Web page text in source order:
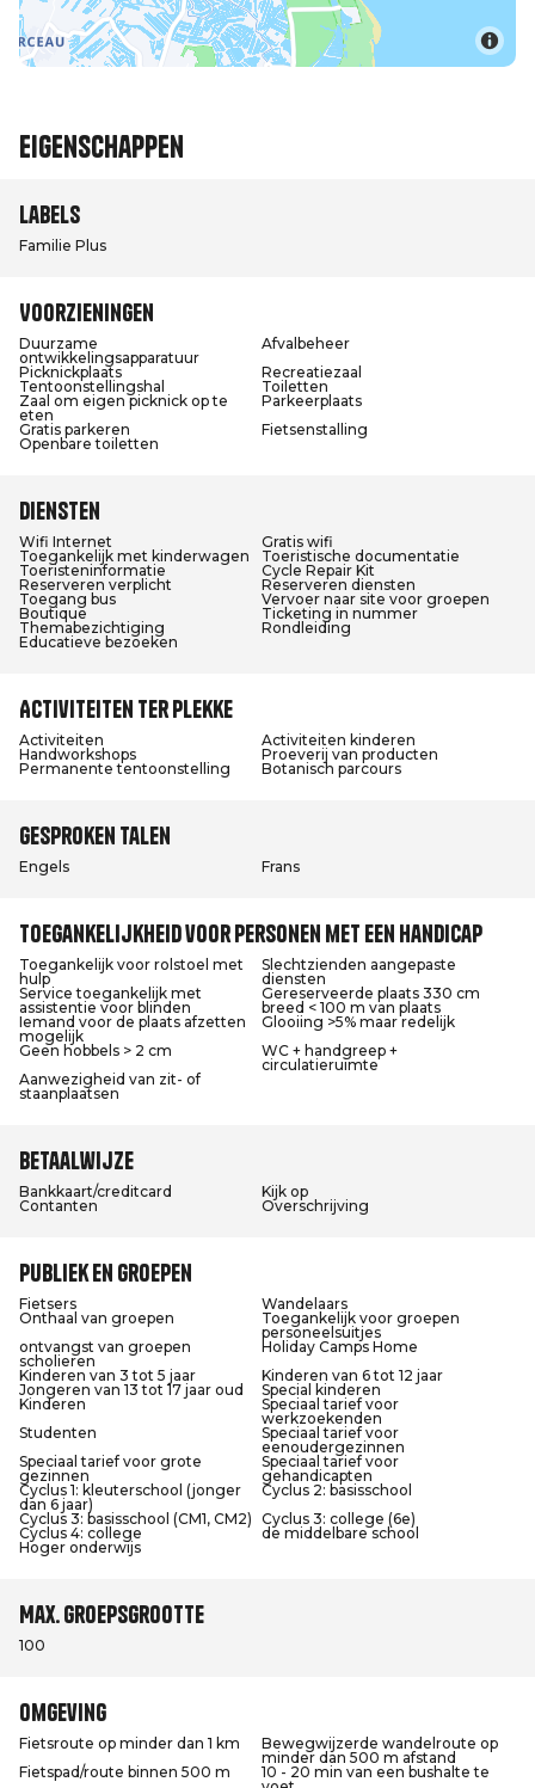
Eigenschappen
Labels
Familie Plus
Voorzieningen
Duurzame
ontwikkelingsapparatuur
Afvalbeheer
Picknickplaats
Recreatiezaal
Tentoonstellingshal
Toiletten
Zaal om eigen picknick op te
eten
Parkeerplaats
Gratis parkeren
Fietsenstalling
Openbare toiletten
Diensten
Wifi Internet
Gratis wifi
Toegankelijk met kinderwagen
Toeristische documentatie
Toeristeninformatie
Cycle Repair Kit
Reserveren verplicht
Reserveren diensten
Toegang bus
Vervoer naar site voor groepen
Boutique
Ticketing in nummer
Themabezichtiging
Rondleiding
Educatieve bezoeken
Activiteiten ter plekke
Activiteiten
Activiteiten kinderen
Handworkshops
Proeverij van producten
Permanente tentoonstelling
Botanisch parcours
Gesproken talen
Engels Frans
Toegankelijkheid voor personen met een handicap
Toegankelijk voor rolstoel met
hulp
Slechtzienden aangepaste
diensten
Service toegankelijk met
assistentie voor blinden
Gereserveerde plaats 330 cm
breed < 100 m van plaats
Iemand voor de plaats afzetten
mogelijk
Glooiing >5% maar redelijk
Geen hobbels > 2 cm
WC + handgreep +
circulatieruimte
Aanwezigheid van zit- of
staanplaatsen
Betaalwijze
Bankkaart/creditcard
Kijk op
Contanten
Overschrijving
Publiek en groepen
Fietsers
Wandelaars
Onthaal van groepen
Toegankelijk voor groepen
personeelsuitjes
ontvangst van groepen
scholieren
Holiday Camps Home
Kinderen van 3 tot 5 jaar
Kinderen van 6 tot 12 jaar
Jongeren van 13 tot 17 jaar oud
Special kinderen
Kinderen
Speciaal tarief voor
werkzoekenden
Studenten
Speciaal tarief voor
eenoudergezinnen
Speciaal tarief voor grote
gezinnen
Speciaal tarief voor
gehandicapten
Cyclus 1: kleuterschool (jonger
dan 6 jaar)
Cyclus 2: basisschool
Cyclus 3: basisschool (CM1, CM2) Cyclus 3: college (6e)
Cyclus 4: college
de middelbare school
Hoger onderwijs
Max. groepsgrootte
100
Omgeving
Fietsroute op minder dan 1 km
Bewegwijzerde wandelroute op
minder dan 500 m afstand
Fietspad/route binnen 500 m
10 - 20 min van een bushalte te